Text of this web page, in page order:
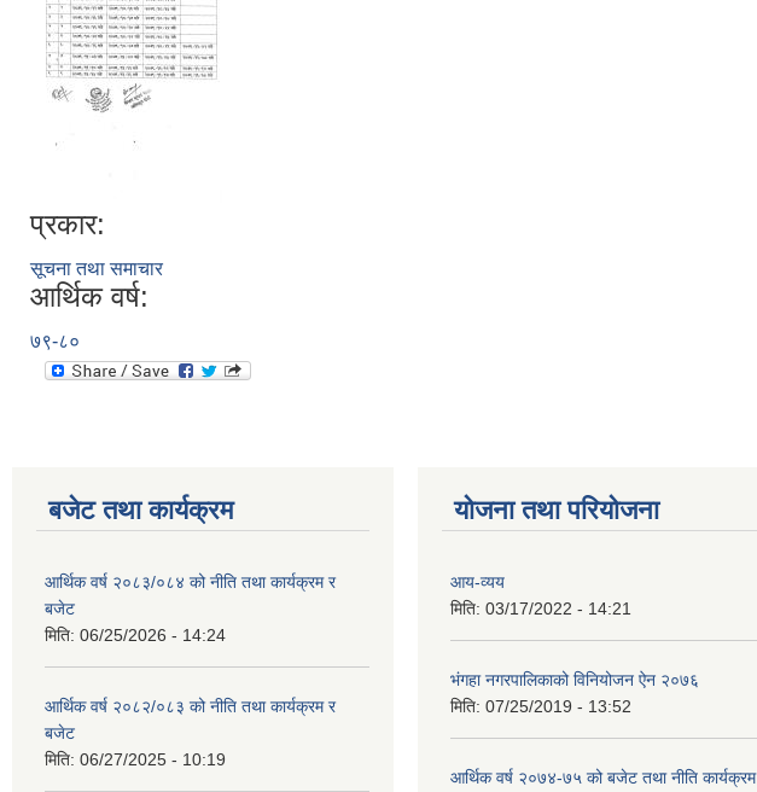
प्रकार:
सूचना तथा समाचार
आर्थिक वर्ष:
७९-८०
बजेट तथा कार्यक्रम
आर्थिक वर्ष २०८३/०८४ को नीति तथा कार्यक्रम र
बजेट
मिति: 06/25/2026 - 14:24
आर्थिक वर्ष २०८२/०८३ को नीति तथा कार्यक्रम र
बजेट
मिति: 06/27/2025 - 10:19
योजना तथा परियोजना
आय-व्यय
मिति: 03/17/2022 - 14:21
भंगहा नगरपालिकाको विनियोजन ऐन २०७६
मिति: 07/25/2019 - 13:52
आर्थिक वर्ष २०७४-७५ को बजेट तथा नीति कार्यक्रम